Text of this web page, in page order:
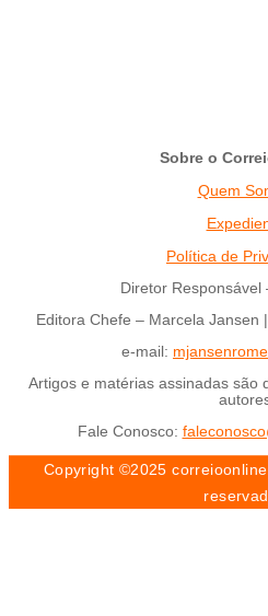
Sobre o
Quem
Política de
Diretor Responsável
Editora Chefe – Marcela Jansen
e-mail:
Artigos e matérias assinadas são
Fale Conosco:
Copyright ©2025